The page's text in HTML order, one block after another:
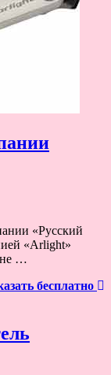
«Русский
«Arlight»
…
бесплатно